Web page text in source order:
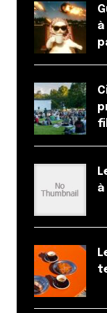
C’est vraiment
partage, j’ai
17 juin 2014 à 11 h 13
Répondre
Votre adresse
champs
Name*
par e-mail.
à
à